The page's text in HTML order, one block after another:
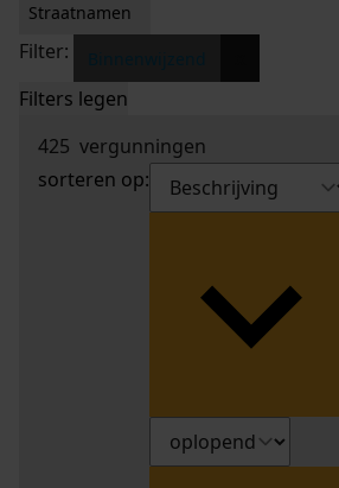
Straatnamen
Filter:
Filters legen
425 vergunningen
sorteren op: